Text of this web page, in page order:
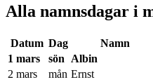
Alla namnsdagar i
Datum Dag
Namn
1 mars
sön
Albin
2 mars
mån Ernst